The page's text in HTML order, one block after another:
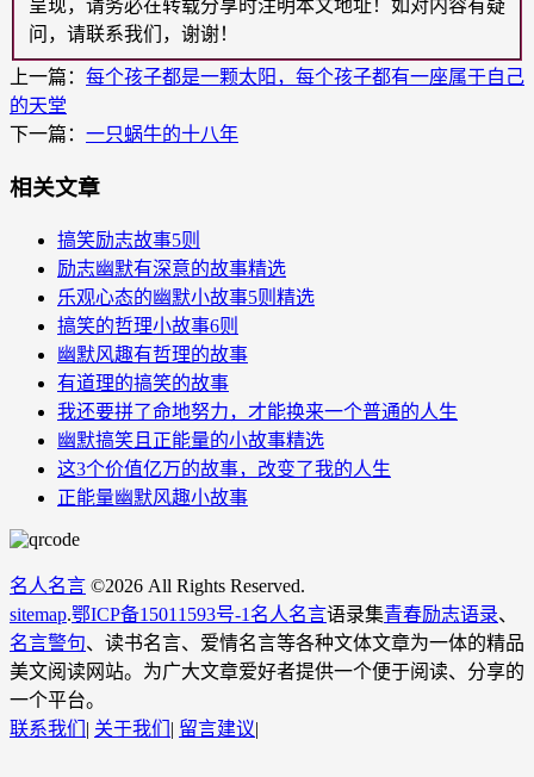
呈现，请务必在转载分享时注明本文地址！如对内容有疑
问，请联系我们，谢谢！
上一篇： 每个孩子都是一颗太阳，每个孩子都有一座属于自己
的天堂
下一篇： 一只蜗牛的十八年
相关文章
搞笑励志故事5则
励志幽默有深意的故事精选
乐观心态的幽默小故事5则精选
搞笑的哲理小故事6则
幽默风趣有哲理的故事
有道理的搞笑的故事
我还要拼了命地努力，才能换来一个普通的人生
幽默搞笑且正能量的小故事精选
这3个价值亿万的故事，改变了我的人生
正能量幽默风趣小故事
名人名言 ©2026 All Rights Reserved.
sitemap.鄂ICP备15011593号-1 名人名言语录集青春励志语录、
名言警句、读书名言、爱情名言等各种文体文章为一体的精品
美文阅读网站。为广大文章爱好者提供一个便于阅读、分享的
一个平台。
联系我们 | 关于我们 | 留言建议|